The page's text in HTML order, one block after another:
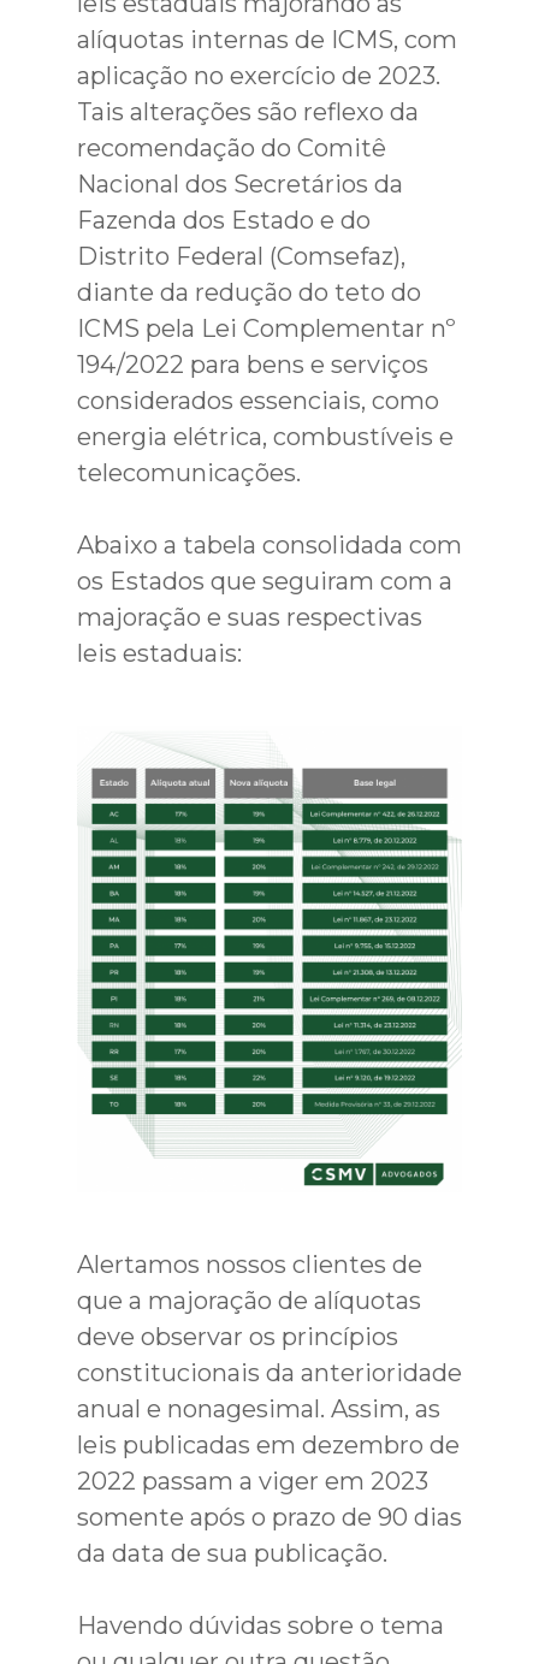
alíquotas internas de ICMS, com
aplicação no exercício de 2023.
Tais alterações são reflexo da
recomendação do Comitê
Nacional dos Secretários da
Fazenda dos Estado e do
Distrito Federal (Comsefaz),
diante da redução do teto do
ICMS pela Lei Complementar nº
194/2022 para bens e serviços
considerados essenciais, como
energia elétrica, combustíveis e
telecomunicações.
Abaixo a tabela consolidada com
os Estados que seguiram com a
majoração e suas respectivas
leis estaduais:
Alertamos nossos clientes de
que a majoração de alíquotas
deve observar os princípios
constitucionais da anterioridade
anual e nonagesimal. Assim, as
leis publicadas em dezembro de
2022 passam a viger em 2023
somente após o prazo de 90 dias
da data de sua publicação.
Havendo dúvidas sobre o tema